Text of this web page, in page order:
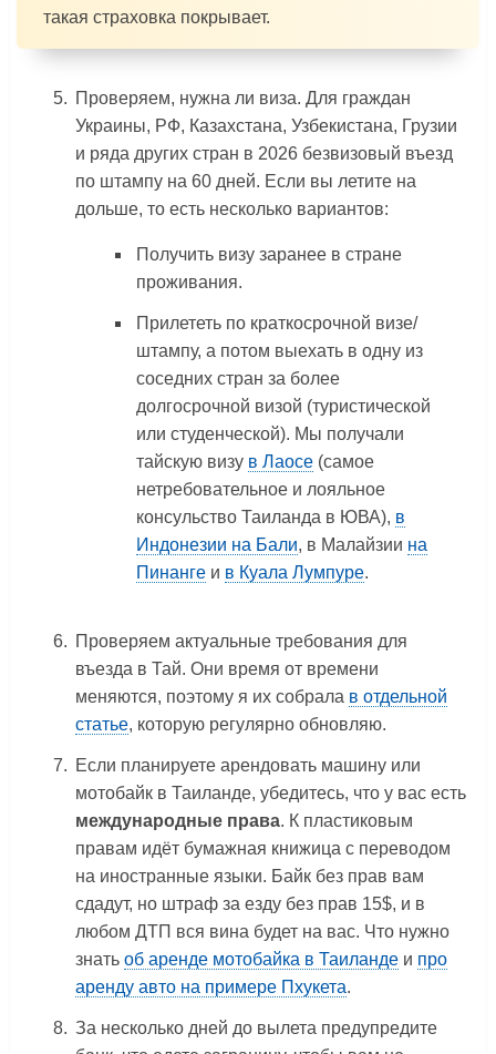
такая страховка покрывает.
Проверяем, нужна ли виза. Для граждан
Украины, РФ, Казахстана, Узбекистана, Грузии
и ряда других стран в 2026 безвизовый въезд
по штампу на 60 дней. Если вы летите на
дольше, то есть несколько вариантов:
Получить визу заранее в стране
проживания.
Прилететь по краткосрочной визе/
штампу, а потом выехать в одну из
соседних стран за более
долгосрочной визой (туристической
или студенческой). Мы получали
тайскую визу в Лаосе (самое
нетребовательное и лояльное
консульство Таиланда в ЮВА), в
Индонезии на Бали, в Малайзии на
Пинанге и в Куала Лумпуре.
Проверяем актуальные требования для
въезда в Тай. Они время от времени
меняются, поэтому я их собрала в отдельной
статье, которую регулярно обновляю.
Если планируете арендовать машину или
мотобайк в Таиланде, убедитесь, что у вас есть
международные права. К пластиковым
правам идёт бумажная книжица с переводом
на иностранные языки. Байк без прав вам
сдадут, но штраф за езду без прав 15$, и в
любом ДТП вся вина будет на вас. Что нужно
знать об аренде мотобайка в Таиландеи про
аренду авто на примере Пхукета.
За несколько дней до вылета предупредите